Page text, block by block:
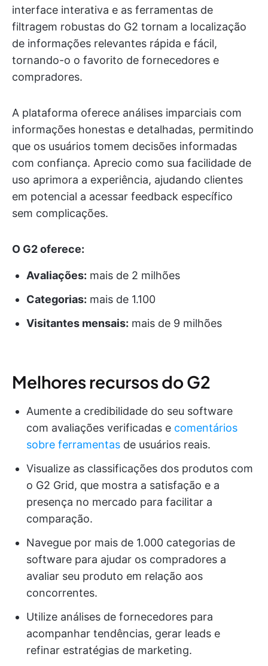
interface interativa e as ferramentas de
filtragem robustas do G2 tornam a localização
de informações relevantes rápida e fácil,
tornando-o o favorito de fornecedores e
compradores.
A plataforma oferece análises imparciais com
informações honestas e detalhadas, permitindo
que os usuários tomem decisões informadas
com confiança. Aprecio como sua facilidade de
uso aprimora a experiência, ajudando clientes
em potencial a acessar feedback específico
sem complicações.
O G2 oferece:
Avaliações: mais de 2 milhões
Categorias: mais de 1.100
Visitantes mensais: mais de 9 milhões
Melhores recursos do G2
Aumente a credibilidade do seu software
com avaliações verificadas e comentários
sobre ferramentas de usuários reais.
Visualize as classificações dos produtos com
o G2 Grid, que mostra a satisfação e a
presença no mercado para facilitar a
comparação.
Navegue por mais de 1.000 categorias de
software para ajudar os compradores a
avaliar seu produto em relação aos
concorrentes.
Utilize análises de fornecedores para
acompanhar tendências, gerar leads e
refinar estratégias de marketing.